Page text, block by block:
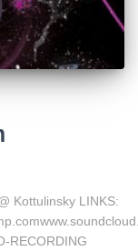
Kottulinsky LINKS:
RECORDING